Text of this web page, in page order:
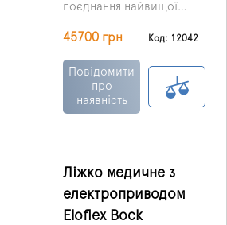
поєднання найвищої
комфорту та легкості у
45700 грн Код: 12042
Повідомити
про
наявність
Ліжко медичне з
електроприводом
Eloflex Bock